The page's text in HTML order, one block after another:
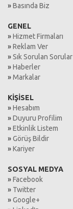
»Basında Biz
GENEL
»Hizmet Firmaları
»Reklam Ver
»Sık Sorulan Sorular
»Haberler
»Markalar
KİŞİSEL
»Hesabım
»Duyuru Profilim
»Etkinlik Listem
»Görüş Bildir
»Kariyer
SOSYAL MEDYA
»Facebook
» Twitter
»Google+